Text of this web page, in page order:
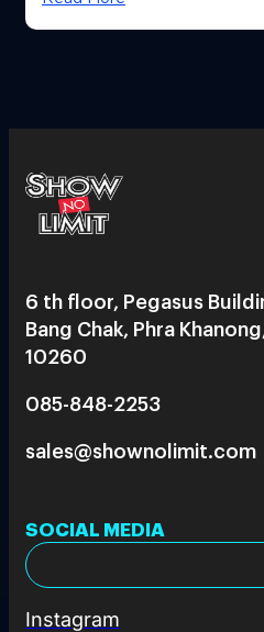
6 th floor, Pegasus
Bang Chak, Phra
10260
085-848-2253
sales@shownolimit.com
SOCIAL MEDIA
Instagram